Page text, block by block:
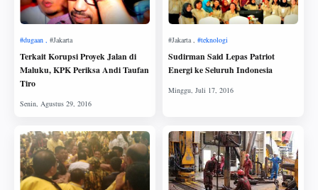
Terkait Korupsi Proyek Jalan di
Maluku, KPK Periksa Andi Taufan
Tiro
Sudirman Said Lepas Patriot
Energi ke Seluruh Indonesia